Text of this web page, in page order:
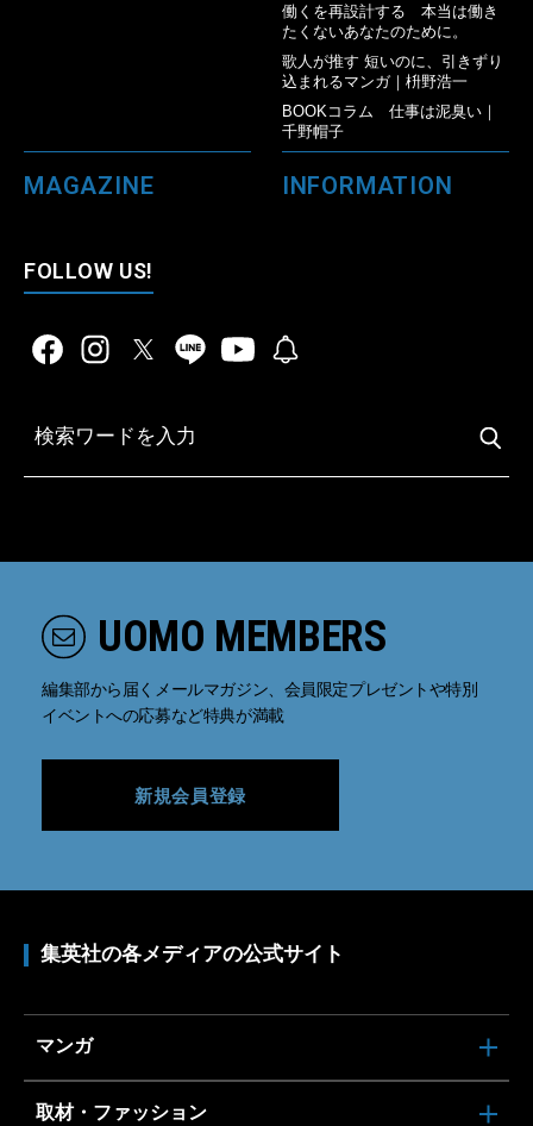
働くを再設計する 本当は働き
たくないあなたのために。
歌人が推す 短いのに、引きずり
込まれるマンガ｜枡野浩一
BOOKコラム 仕事は泥臭い｜
千野帽子
MAGAZINE INFORMATION
FOLLOW US!
UOMO MEMBERS
編集部から届くメールマガジン、会員限定プレゼントや特別
イベントへの応募など特典が満載
新規会員登録
集英社の各メディアの公式サイト
マンガ
取材・ファッション